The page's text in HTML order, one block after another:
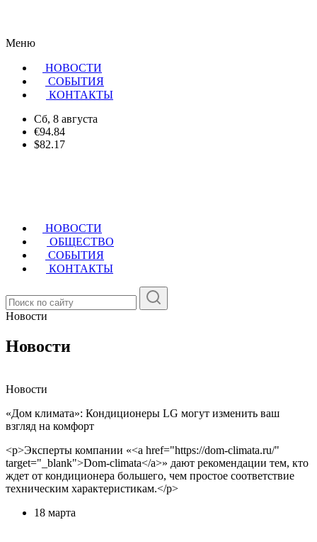
Меню
НОВОСТИ
CОБЫТИЯ
КОНТАКТЫ
Сб, 8 августа
€94.84
$82.17
НОВОСТИ
ОБЩЕСТВО
СОБЫТИЯ
КОНТАКТЫ
Новости
Новости
Новости
«Дом климата»: Кондиционеры LG могут изменить ваш
взгляд на комфорт
<p>Эксперты компании «<a href="https://dom-climata.ru/"
target="_blank">Dom-climata</a>» дают рекомендации тем, кто
ждет от кондиционера большего, чем простое соответствие
техническим характеристикам.</p>
18 марта